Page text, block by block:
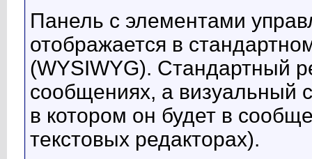
Панель с элементами
отображается в
(WYSIWYG). Стандартный
сообщениях, а визуальный
в котором он будет в
текстовых редакторах).